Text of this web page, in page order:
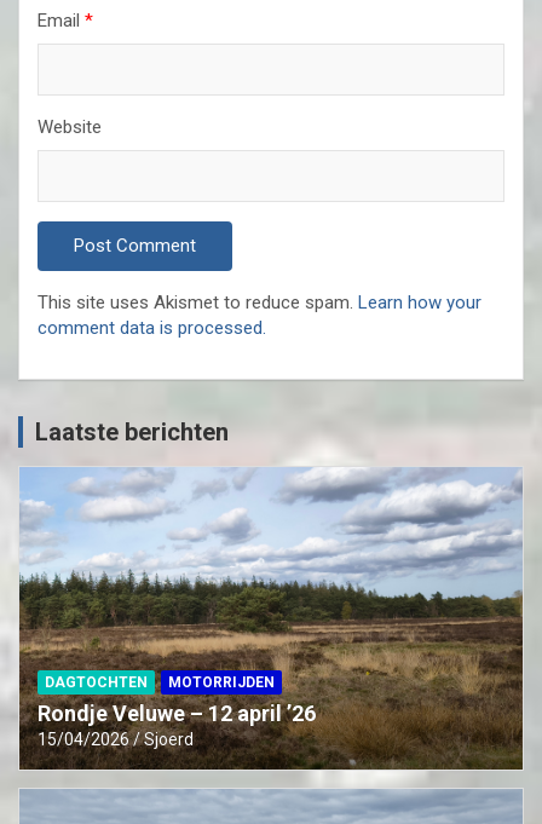
Email *
Website
This site uses Akismet to reduce spam. Learn how your
comment data is processed.
Laatste berichten
DAGTOCHTEN MOTORRIJDEN
Rondje Veluwe – 12 april ’26
15/04/2026 Sjoerd